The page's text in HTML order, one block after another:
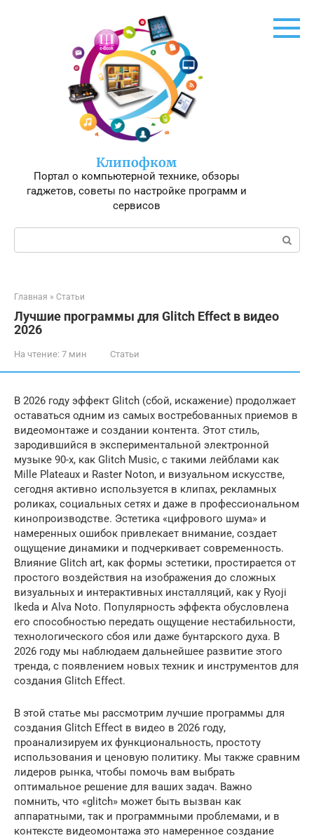
Клипофком
Портал о компьютерной технике, обзоры
гаджетов, советы по настройке программ и
сервисов
Поиск:
Главная » Статьи
Лучшие программы для Glitch Effect в видео
2026
На чтение: 7 мин Статьи
В 2026 году эффект Glitch (сбой, искажение) продолжает
оставаться одним из самых востребованных приемов в
видеомонтаже и создании контента. Этот стиль,
зародившийся в экспериментальной электронной
музыке 90-х, как Glitch Music, с такими лейблами как
Mille Plateaux и Raster Noton, и визуальном искусстве,
сегодня активно используется в клипах, рекламных
роликах, социальных сетях и даже в профессиональном
кинопроизводстве. Эстетика «цифрового шума» и
намеренных ошибок привлекает внимание, создает
ощущение динамики и подчеркивает современность.
Влияние Glitch art, как формы эстетики, простирается от
простого воздействия на изображения до сложных
визуальных и интерактивных инсталляций, как у Ryoji
Ikeda и Alva Noto. Популярность эффекта обусловлена
его способностью передать ощущение нестабильности,
технологического сбоя или даже бунтарского духа. В
2026 году мы наблюдаем дальнейшее развитие этого
тренда, с появлением новых техник и инструментов для
создания Glitch Effect.
В этой статье мы рассмотрим лучшие программы для
создания Glitch Effect в видео в 2026 году,
проанализируем их функциональность, простоту
использования и ценовую политику. Мы также сравним
лидеров рынка, чтобы помочь вам выбрать
оптимальное решение для ваших задач. Важно
помнить, что «glitch» может быть вызван как
аппаратными, так и программными проблемами, и в
контексте видеомонтажа это намеренное создание